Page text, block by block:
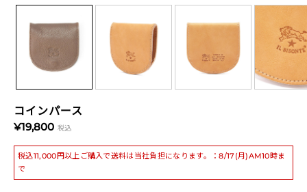
コインパース
¥19,800 税込
税込11,000円以上ご購入で送料は当社負担になります。：8/17(月)AM10時ま
で